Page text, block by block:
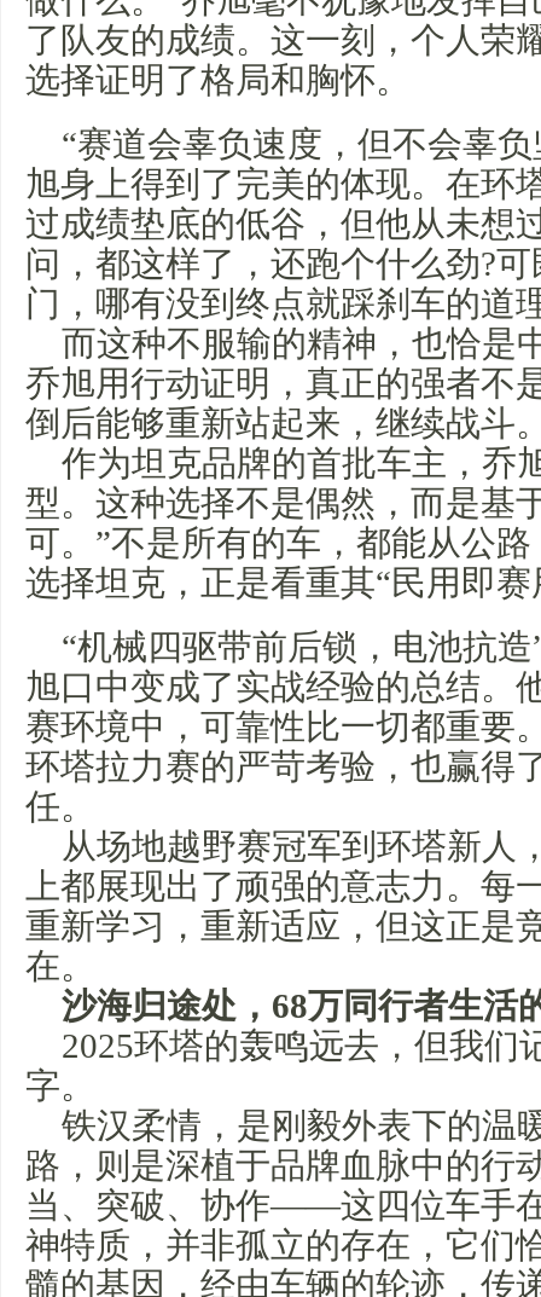
了队友的成绩。这一刻，个人荣
选择证明了格局和胸怀。
“赛道会辜负速度，但不会辜
旭身上得到了完美的体现。在环
过成绩垫底的低谷，但他从未想
问，都这样了，还跑个什么劲?
门，哪有没到终点就踩刹车的道
而这种不服输的精神，也恰是
乔旭用行动证明，真正的强者不
倒后能够重新站起来，继续战斗
作为坦克品牌的首批车主，乔
型。这种选择不是偶然，而是基
可。”不是所有的车，都能从公
选择坦克，正是看重其“民用即
“机械四驱带前后锁，电池抗
旭口中变成了实战经验的总结。
赛环境中，可靠性比一切都重要
环塔拉力赛的严苛考验，也赢得
任。
从场地越野赛冠军到环塔新人
上都展现出了顽强的意志力。每
重新学习，重新适应，但这正是
在。
沙海归途处， 68万同行者生活
2025环塔的轰鸣远去，但我们
字。
铁汉柔情，是刚毅外表下的温
路，则是深植于品牌血脉中的行
当、突破、协作——这四位车手
神特质，并非孤立的存在，它们
髓的基因，经由车辆的轮迹，传